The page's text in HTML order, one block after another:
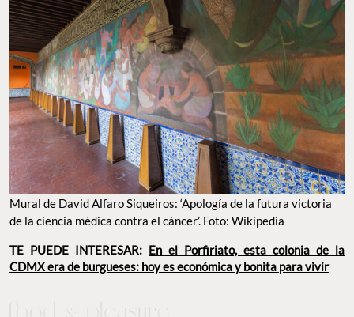
Mural de David Alfaro Siqueiros: ‘Apología de la futura victoria
de la ciencia médica contra el cáncer’. Foto: Wikipedia
TE PUEDE INTERESAR: En el Porfiriato, esta colonia de la
CDMX era de burgueses: hoy es económica y bonita para vivir